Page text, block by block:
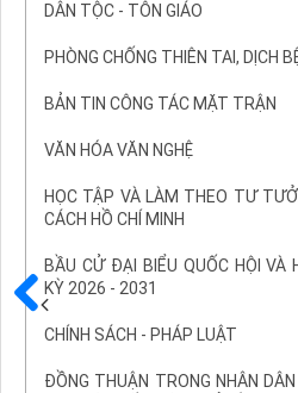
DÂN TỘC - TÔN GIÁO
PHÒNG CHỐNG THIÊN TAI, DỊCH
BẢN TIN CÔNG TÁC MẶT TRẬN
VĂN HÓA VĂN NGHỆ
HỌC TẬP VÀ LÀM THEO TƯ
CÁCH HỒ CHÍ MINH
BẦU CỬ ĐẠI BIỂU QUỐC HỘI VÀ
KỲ 2026 - 2031
CHÍNH SÁCH - PHÁP LUẬT
ĐỒNG THUẬN TRONG NHÂN
Trước